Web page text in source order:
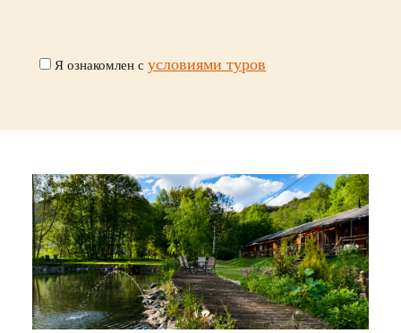
Я ознакомлен с условиями туров